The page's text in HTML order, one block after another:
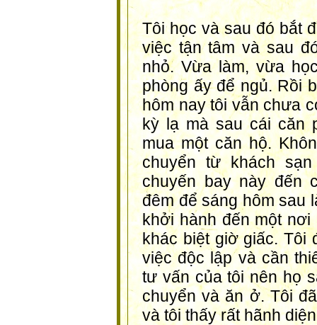
Tôi học và sau đó bắt
việc tận tâm và sau
nhỏ. Vừa làm, vừa
phòng ấy để ngủ. Rồi
hôm nay tôi vẫn chưa
kỳ lạ mà sau cái căn
mua một căn hộ.
chuyển từ khách
chuyến bay này đến
đêm để sáng hôm sau
khởi hành đến một
khác biệt giờ giấc. Tôi
việc độc lập và cần
tư vấn của tôi nên họ
chuyển và ăn ở. Tôi
và tôi thấy rất hãnh